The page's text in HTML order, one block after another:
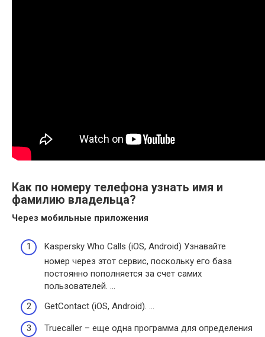
Как по номеру телефона узнать имя и
фамилию владельца?
Через мобильные приложения
Kaspersky Who Calls (iOS, Android) Узнавайте
номер через этот сервис, поскольку его база
постоянно пополняется за счет самих
пользователей. …
GetContact (iOS, Android). …
Truecaller – еще одна программа для определения